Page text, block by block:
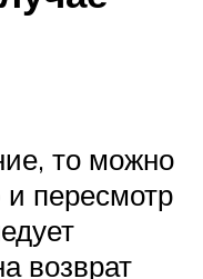
то можно
пересмотр
возврат